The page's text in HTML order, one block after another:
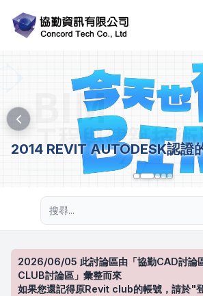
2014 REVIT AUTODESK認證
2026/06/05 此討論區由「協勤CAD討論
CLUB討論區」彙整而來
如果您還記得原Revit club的帳號，請於"